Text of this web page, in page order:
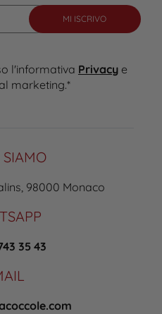
MI ISCRIVO
l'informativa Privacye
marketing.*
SIAMO
98000 Monaco
35 43